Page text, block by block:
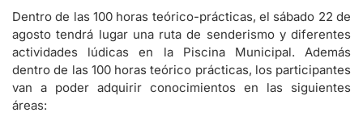
Dentro de las 100 horas teórico-prácticas, el sábado 22 de
agosto tendrá lugar una ruta de senderismo y diferentes
actividades lúdicas en la Piscina Municipal. Además
dentro de las 100 horas teórico prácticas, los participantes
van a poder adquirir conocimientos en las siguientes
áreas: